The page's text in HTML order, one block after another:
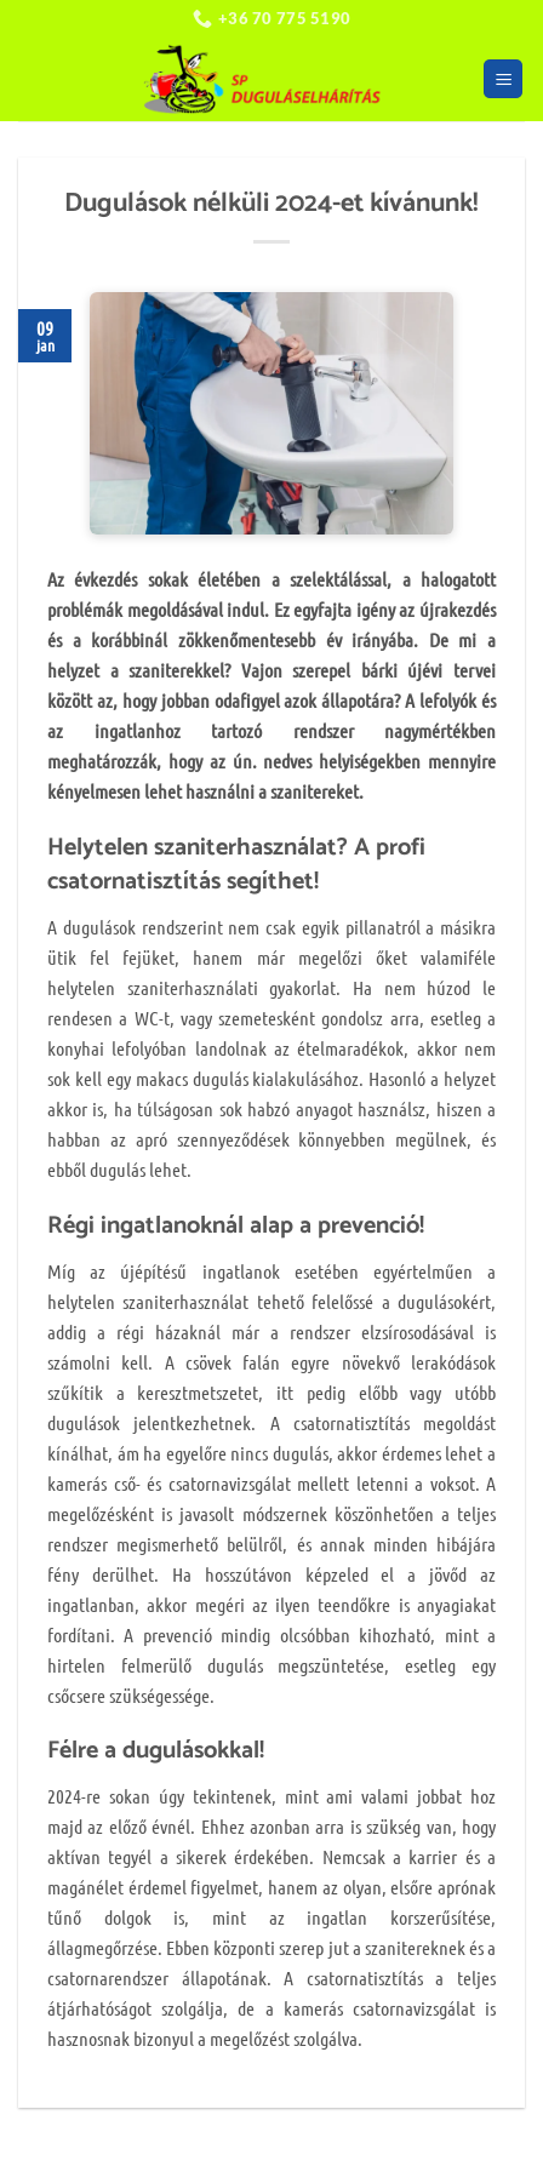
+36 70 775 5190
Dugulások nélküli 2024-et kívánunk!
09
jan
Az évkezdés sokak életében a szelektálással, a halogatott
problémák megoldásával indul. Ez egyfajta igény az újrakezdés
és a korábbinál zökkenőmentesebb év irányába. De mi a
helyzet a szaniterekkel? Vajon szerepel bárki újévi tervei
között az, hogy jobban odafigyel azok állapotára? A lefolyók és
az ingatlanhoz tartozó rendszer nagymértékben
meghatározzák, hogy az ún. nedves helyiségekben mennyire
kényelmesen lehet használni a szanitereket.
Helytelen szaniterhasználat? A profi
csatornatisztítás segíthet!
A dugulások rendszerint nem csak egyik pillanatról a másikra
ütik fel fejüket, hanem már megelőzi őket valamiféle
helytelen szaniterhasználati gyakorlat. Ha nem húzod le
rendesen a WC-t, vagy szemetesként gondolsz arra, esetleg a
konyhai lefolyóban landolnak az ételmaradékok, akkor nem
sok kell egy makacs dugulás kialakulásához. Hasonló a helyzet
akkor is, ha túlságosan sok habzó anyagot használsz, hiszen a
habban az apró szennyeződések könnyebben megülnek, és
ebből dugulás lehet.
Régi ingatlanoknál alap a prevenció!
Míg az újépítésű ingatlanok esetében egyértelműen a
helytelen szaniterhasználat tehető felelőssé a dugulásokért,
addig a régi házaknál már a rendszer elzsírosodásával is
számolni kell. A csövek falán egyre növekvő lerakódások
szűkítik a keresztmetszetet, itt pedig előbb vagy utóbb
dugulások jelentkezhetnek. A csatornatisztítás megoldást
kínálhat, ám ha egyelőre nincs dugulás, akkor érdemes lehet a
kamerás cső- és csatornavizsgálat mellett letenni a voksot. A
megelőzésként is javasolt módszernek köszönhetően a teljes
rendszer megismerhető belülről, és annak minden hibájára
fény derülhet. Ha hosszútávon képzeled el a jövőd az
ingatlanban, akkor megéri az ilyen teendőkre is anyagiakat
fordítani. A prevenció mindig olcsóbban kihozható, mint a
hirtelen felmerülő dugulás megszüntetése, esetleg egy
csőcsere szükségessége.
Félre a dugulásokkal!
2024-re sokan úgy tekintenek, mint ami valami jobbat hoz
majd az előző évnél. Ehhez azonban arra is szükség van, hogy
aktívan tegyél a sikerek érdekében. Nemcsak a karrier és a
magánélet érdemel figyelmet, hanem az olyan, elsőre aprónak
tűnő dolgok is, mint az ingatlan korszerűsítése,
állagmegőrzése. Ebben központi szerep jut a szanitereknek és a
csatornarendszer állapotának. A csatornatisztítás a teljes
átjárhatóságot szolgálja, de a kamerás csatornavizsgálat is
hasznosnak bizonyul a megelőzést szolgálva.